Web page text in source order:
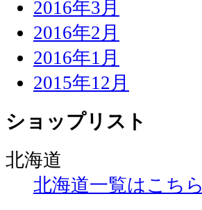
2016年3月
2016年2月
2016年1月
2015年12月
ショップリスト
北海道
北海道一覧はこちら